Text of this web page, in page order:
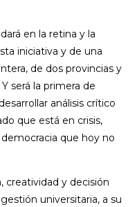
en la retina y la
iniciativa y de una
de dos provincias y
será la primera de
análisis crítico
que está en crisis,
que hoy no
creatividad y decisión
universitaria, a su